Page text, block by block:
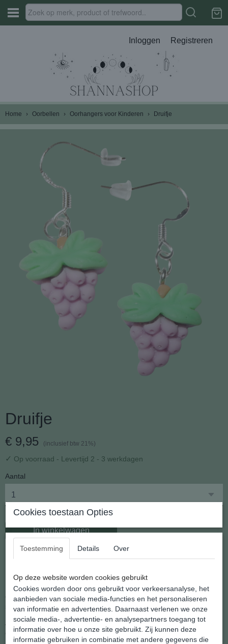
Inloggen Registreren
Home › Oorbellen › Oorhangers voor Kinderen › Druifje
Druifje
€ 9,95 (inclusief btw 21%)
✓ Op voorraad - Levertijd 2 - 3 werkdagen
Aantal
In winkelwagen
Druifje uit de serie kinder oorhangers
Natuurlijk denkt Shannashop ook aan de kinderen en hebben we
een hele nieuwe serie oorhangers voor kinderen in het atelier van
shannashop ontworpen.
Als moeder weet je het beste wanneer je kind groot genoeg is om
oorhangers te dragen. Ze zijn natuurlijk niet voor de allerkleinste,
Cookies toestaan Opties
Toestemming Details Over
Op deze website worden cookies gebruikt
Cookies worden door ons gebruikt voor verkeersanalyse, het
aanbieden van sociale media-functies en het personaliseren
van informatie en advertenties. Daarnaast verlenen we onze
sociale media-, advertentie- en analysepartners toegang tot
informatie over hoe u onze site gebruikt. Zij kunnen deze
informatie gebruiken in combinatie met andere gegevens die